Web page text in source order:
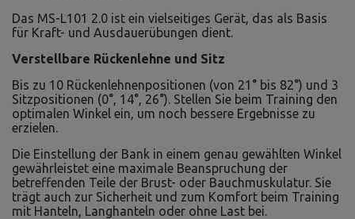
Das MS-L101 2.0 ist ein vielseitiges Gerät, das als Basis
für Kraft- und Ausdauerübungen dient.
Verstellbare Rückenlehne und Sitz
Bis zu 10 Rückenlehnenpositionen (von 21° bis 82°) und 3
Sitzpositionen (0°, 14°, 26°). Stellen Sie beim Training den
optimalen Winkel ein, um noch bessere Ergebnisse zu
erzielen.
Die Einstellung der Bank in einem genau gewählten Winkel
gewährleistet eine maximale Beanspruchung der
betreffenden Teile der Brust- oder Bauchmuskulatur. Sie
trägt auch zur Sicherheit und zum Komfort beim Training
mit Hanteln, Langhanteln oder ohne Last bei.